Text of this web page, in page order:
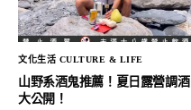
文化生活 CULTURE & LIFE
山野系酒鬼推薦！夏日露營調酒
大公開！